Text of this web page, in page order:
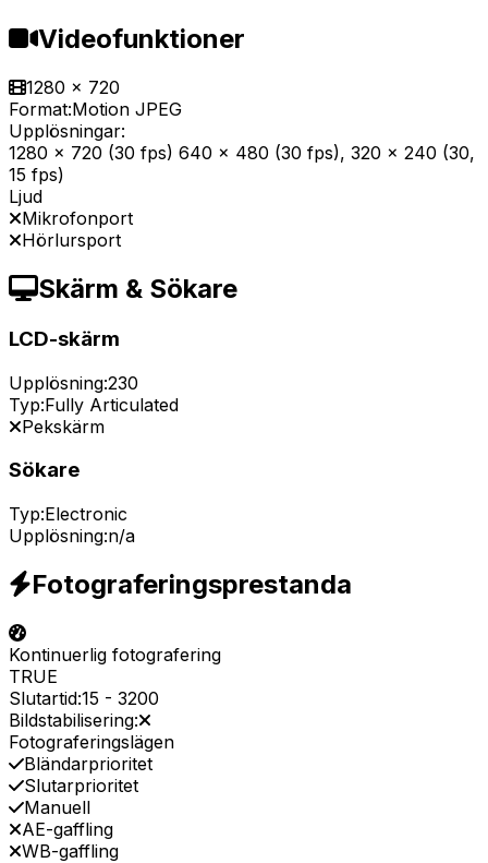
Videofunktioner
1280 x 720
Format:Motion JPEG
Upplösningar:
1280 x 720 (30 fps) 640 x 480 (30 fps), 320 x 240 (30,
15 fps)
Ljud
Mikrofonport
Hörlursport
Skärm & Sökare
LCD-skärm
Upplösning:230
Typ:Fully Articulated
Pekskärm
Sökare
Typ:Electronic
Upplösning:n/a
Fotograferingsprestanda
Kontinuerlig fotografering
TRUE
Slutartid:15 - 3200
Bildstabilisering:
Fotograferingslägen
Bländarprioritet
Slutarprioritet
Manuell
AE-gaffling
WB-gaffling